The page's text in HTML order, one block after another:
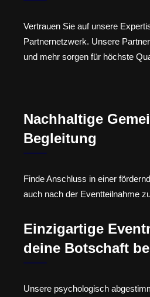
Vertrauen Sie auf unsere
Partnernetzwerk. Unsere
und mehr sorgen für höchste
Nachhaltige
Begleitung
Finde Anschluss in einer
auch nach der Eventteilnahme
Einzigartige
deine Botschaft
Unsere psychologisch